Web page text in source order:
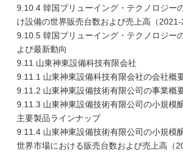
9.10.4 韓国ブリューイング・テクノロジー
け設備の世界販売台数および売上高（2021-
9.10.5 韓国ブリューイング・テクノロジー
よび最新動向
9.11 山東神東設備科技有限会社
9.11.1 山東神東設備科技有限会社の会社概
9.11.2 山東神東設備技術有限公司の事業概
9.11.3 山東神東設備技術有限公司の小規模
主要製品ラインナップ
9.11.4 山東神東設備技術有限公司の小規模
世界市場における販売台数および売上高（